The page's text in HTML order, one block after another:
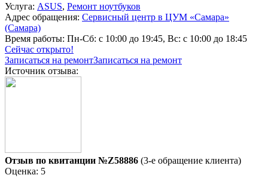
Услуга: ASUS, Ремонт ноутбуков
Адрес обращения: Сервисный центр в ЦУМ «Самара»
(Самара)
Время работы: Пн-Сб: с 10:00 до 19:45, Вс: с 10:00 до 18:45
Сейчас открыто!
Записаться на ремонтЗаписаться на ремонт
Источник отзыва:
Отзыв по квитанции №Z58886 (3-е обращение клиента)
Оценка: 5